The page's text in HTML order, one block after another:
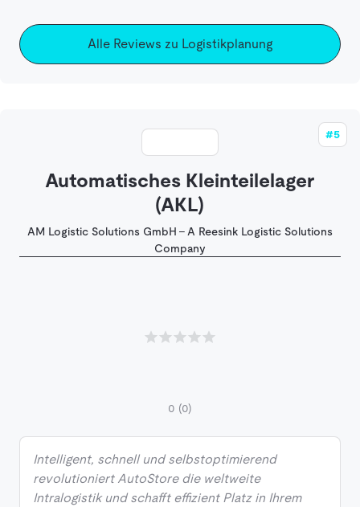
Alle Reviews zu Logistikplanung
#5
Automatisches Kleinteilelager
(AKL)
AM Logistic Solutions GmbH - A Reesink Logistic Solutions
Company
0 (0)
Intelligent, schnell und selbstoptimierend
revolutioniert AutoStore die weltweite
Intralogistik und schafft effizient Platz in Ihrem